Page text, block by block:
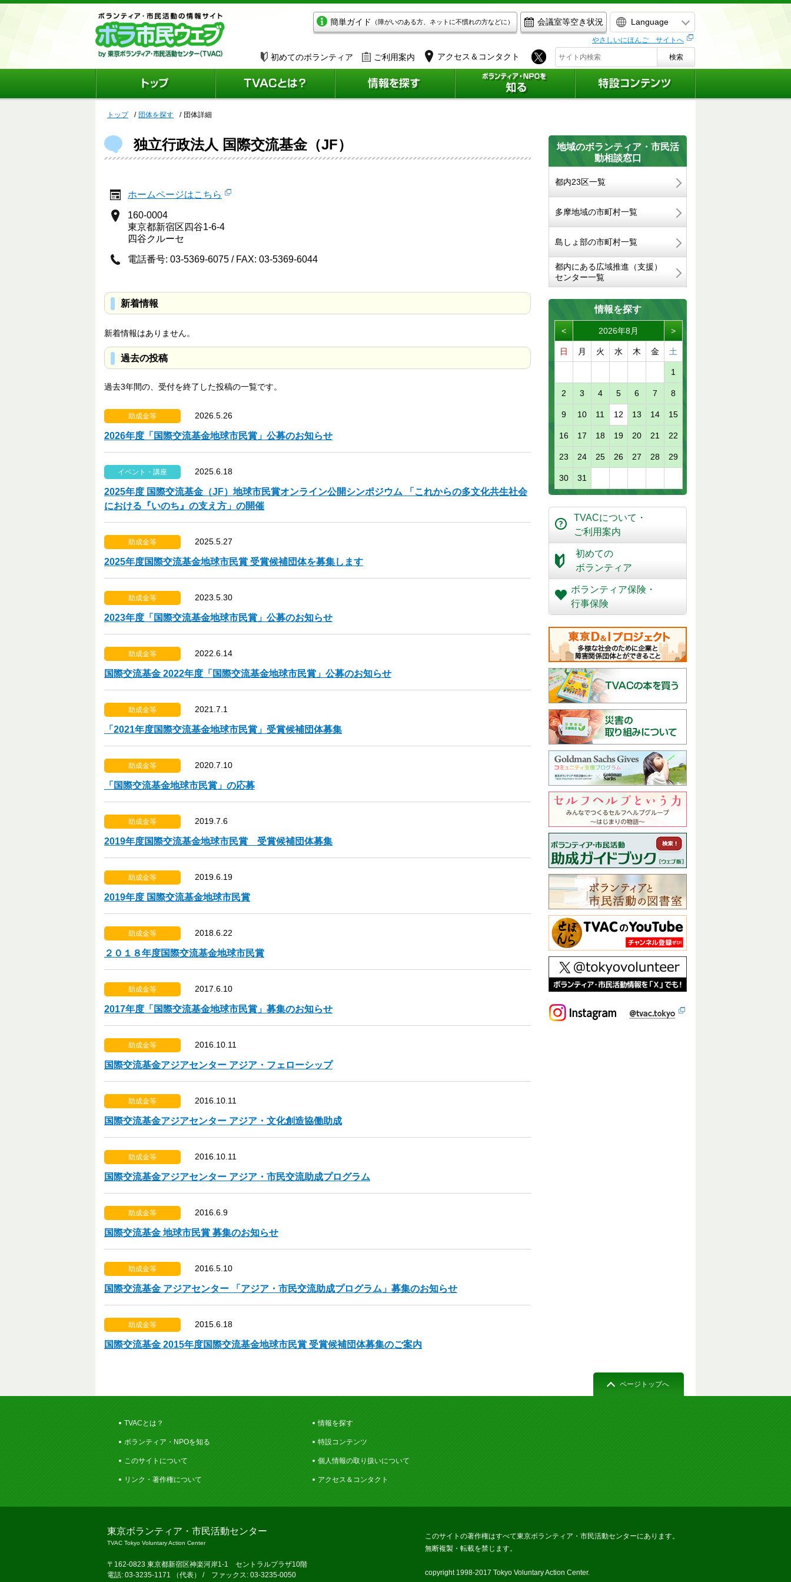
簡単ガイド （障がいのある方、ネットに不慣れの方などに） 会議室等空き状況 Language
やさしいにほんご サイトへ
初めてのボランティア ご利用案内 アクセス＆コンタクト 検索
トップ 団体を探す 団体詳細
独立行政法人 国際交流基金（JF）
ホームページはこちら
160-0004
東京都新宿区四谷1-6-4
四谷クルーセ
電話番号: 03-5369-6075 / FAX: 03-5369-6044
新着情報
新着情報はありません。
過去の投稿
過去3年間の、受付を終了した投稿の一覧です。
助成金等 2026.5.26
2026年度「国際交流基金地球市民賞」公募のお知らせ
イベント・講座 2025.6.18
2025年度 国際交流基金（JF）地球市民賞オンライン公開シンポジウム 「これからの多文化共生社会
における『いのち』の支え方」の開催
助成金等 2025.5.27
2025年度国際交流基金地球市民賞 受賞候補団体を募集します
助成金等 2023.5.30
2023年度「国際交流基金地球市民賞」公募のお知らせ
助成金等 2022.6.14
国際交流基金 2022年度「国際交流基金地球市民賞」公募のお知らせ
助成金等 2021.7.1
「2021年度国際交流基金地球市民賞」受賞候補団体募集
助成金等 2020.7.10
「国際交流基金地球市民賞」の応募
助成金等 2019.7.6
2019年度国際交流基金地球市民賞 受賞候補団体募集
助成金等 2019.6.19
2019年度 国際交流基金地球市民賞
助成金等 2018.6.22
２０１８年度国際交流基金地球市民賞
助成金等 2017.6.10
2017年度「国際交流基金地球市民賞」募集のお知らせ
助成金等 2016.10.11
国際交流基金アジアセンター アジア・フェローシップ
助成金等 2016.10.11
国際交流基金アジアセンター アジア・文化創造協働助成
助成金等 2016.10.11
国際交流基金アジアセンター アジア・市民交流助成プログラム
助成金等 2016.6.9
国際交流基金 地球市民賞 募集のお知らせ
助成金等 2016.5.10
国際交流基金 アジアセンター 「アジア・市民交流助成プログラム」募集のお知らせ
助成金等 2015.6.18
国際交流基金 2015年度国際交流基金地球市民賞 受賞候補団体募集のご案内
地域のボランティア・市民活
動相談窓口
都内23区一覧
多摩地域の市町村一覧
島しょ部の市町村一覧
都内にある広域推進（支援）
センター一覧
情報を探す
< 2026年8月 >
日 月 火 水 木 金 土
1
2 3 4 5 6 7 8
9 10 11 12 13 14 15
16 17 18 19 20 21 22
23 24 25 26 27 28 29
30 31
TVACについて・
ご利用案内
初めての
ボランティア
ボランティア保険・
行事保険
TVACとは？ 情報を探す
ボランティア・NPOを知る 特設コンテンツ
このサイトについて 個人情報の取り扱いについて
リンク・著作権について アクセス＆コンタクト
ページトップへ
東京ボランティア・市民活動センター
TVAC Tokyo Voluntary Action Center
〒162-0823 東京都新宿区神楽河岸1-1 セントラルプラザ10階
電話: 03-3235-1171 （代表） / ファックス: 03-3235-0050
このサイトの著作権はすべて東京ボランティア・市民活動センターにあります。
無断複製・転載を禁じます。
copyright 1998-2017 Tokyo Voluntary Action Center.